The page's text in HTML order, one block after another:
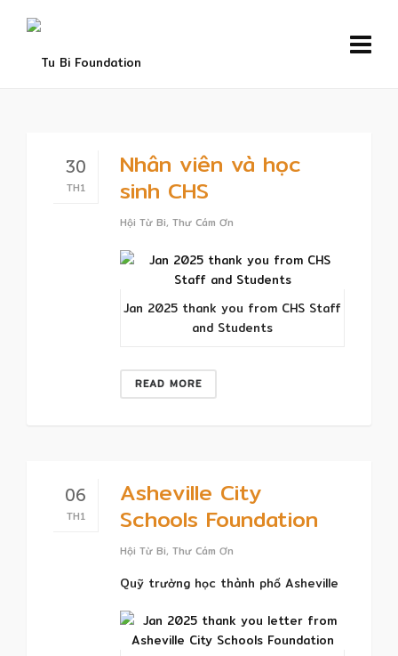
30
TH1
Nhân viên và học
sinh CHS
Hội Từ Bi, Thư Cám Ơn
Jan 2025 thank you from CHS Staff
and Students
READ MORE
06
TH1
Asheville City
Schools Foundation
Hội Từ Bi, Thư Cám Ơn
Quỹ trường học thành phố Asheville